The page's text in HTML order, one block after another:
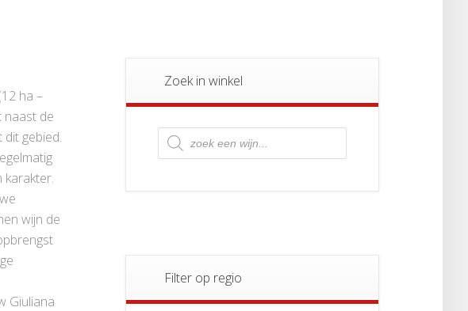
ha –
naast de
gebied.
karakter.
wijn de
Giuliana
Zoek in winkel
Producten
zoeken
Filter op regio